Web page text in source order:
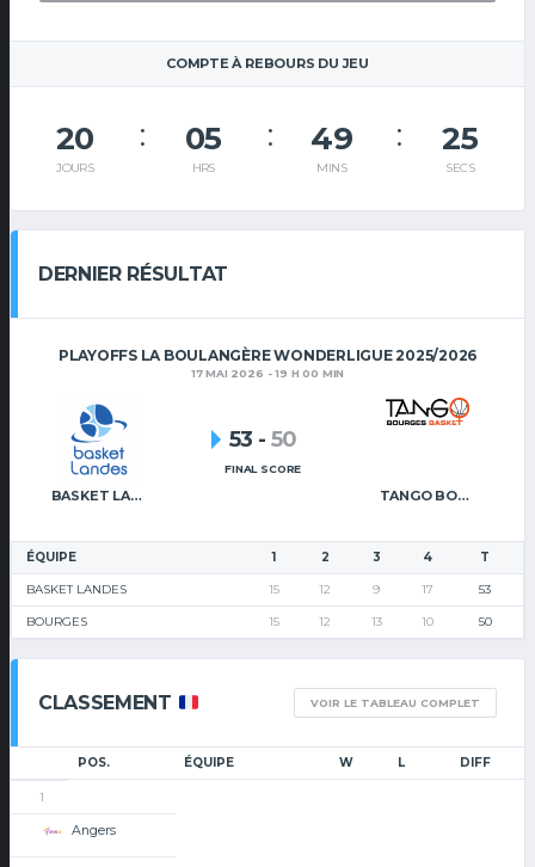
COMPTE À REBOURS DU JEU
20
JOURS
05
HRS
49
MINS
25
SECS
DERNIER RÉSULTAT
PLAYOFFS LA BOULANGÈRE WONDERLIGUE 2025/2026
17 MAI 2026 - 19 H 00 MIN
BASKET LANDES TANGO BOURGES BASKET
53 - 50
FINAL SCORE
ÉQUIPE 1 2 3 4 T
BASKET LANDES 15 12 9 17 53
BOURGES 15 12 13 10 50
CLASSEMENT VOIR LE TABLEAU COMPLET
POS. ÉQUIPE W L DIFF
1
Angers